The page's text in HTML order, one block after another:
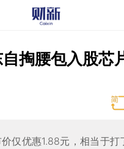
掏腰包入股芯
仅优惠1.88元，相当于打